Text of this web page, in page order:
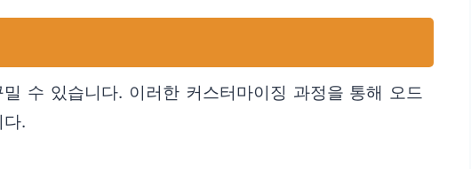
수 있습니다. 이러한 커스터마이징 과정을 통해 오드
.